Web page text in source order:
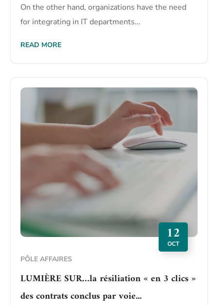
On the other hand, organizations have the need
for integrating in IT departments...
READ MORE
12
OCT
PÔLE AFFAIRES
LUMIÈRE SUR…la résiliation « en 3 clics »
des contrats conclus par voie...